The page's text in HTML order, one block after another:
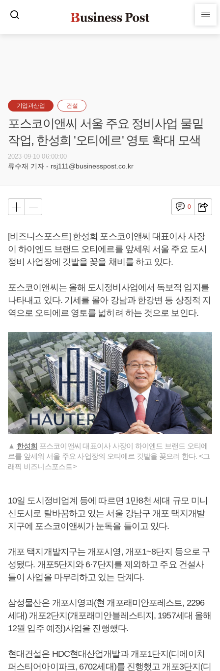
기업과산업 건설
포스코이앤씨 서울 주요 정비사업 물밑
작업, 한성희 '오티에르' 영토 확대 모색
2023-09-10 06:00:00
류수재 기자 - rsj111@businesspost.co.kr
0
[비즈니스포스트] 한성희 포스코이앤씨 대표이사 사장
이 하이엔드 브랜드 오티에르를 앞세워 서울 주요 도시
정비 사업장에 깃발을 꽂을 채비를 하고 있다.
포스코이앤씨는 올해 도시정비사업에서 독보적 입지를
나타내고 있다. 기세를 몰아 강남과 한강변 등 상징적 지
역으로 오티에르 영토를 넓히려 하는 것으로 보인다.
▲ 한성희 포스코이앤씨 대표이사 사장이 하이엔드 브랜드 오티에
르를 앞세워 서울 주요 사업장의 오티에르 깃발을 꽂으려 한다. <그
래픽 비즈니스포스트>
10일 도시정비업계 등에 따르면 1만8천 세대 규모 미니
신도시로 탈바꿈하고 있는 서울 강남구 개포 택지개발
지구에 포스코이앤씨가 눈독을 들이고 있다.
개포 택지개발지구는 개포시영, 개포1~8단지 등으로 구
성됐다. 개포5단지와 6·7단지를 제외하고 주요 건설사
들이 사업을 마무리하고 있는 단계다.
삼성물산은 개포시영과(현 개포래미안포레스트, 2296
세대) 개포2단지(개포래미안블레스티지, 1957세대 올해
12월 입주 예정)사업을 진행했다.
현대건설은 HDC현대산업개발과 개포1단지(디에이치
퍼스티어아이파크, 6702세대)를 진행했고 개포3단지(디